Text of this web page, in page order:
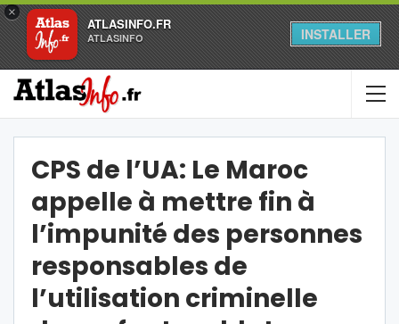
×
ATLASINFO.FR
ATLASINFO INSTALLER
CPS de l’UA: Le Maroc
appelle à mettre fin à
l’impunité des personnes
responsables de
l’utilisation criminelle